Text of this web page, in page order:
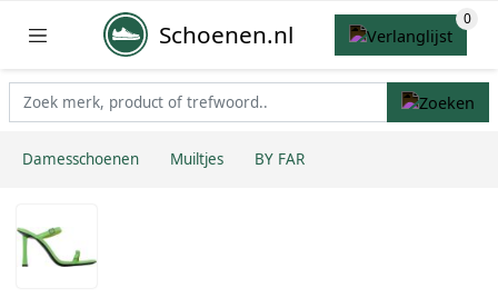
Schoenen.nl
Damesschoenen Muiltjes BY FAR